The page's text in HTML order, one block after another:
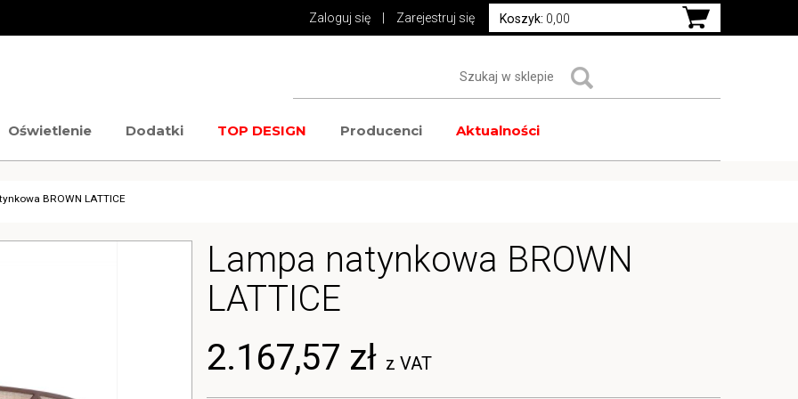
Zaloguj się Zarejestruj się Koszyk: 0,00
Oświetlenie Dodatki TOP DESIGN Producenci Aktualności
BROWN LATTICE
Lampa natynkowa BROWN
LATTICE
2.167,57 zł z VAT